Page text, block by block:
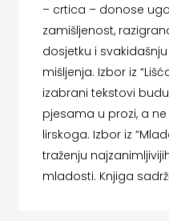
COM
Hrvatska
sveučilišna
naklada
JELENA
ROZIĆ
MOZAIK KNJIGA
NAKLADA BENEDIKTA
NAKLADA MATE
NAKLADA NEPTUN
NAKLADA OCEANMORE
– crtica – donose
zamišljenost,
dosjetku i
mišljenja. Izbor iz
izabrani tekstovi
pjesama u prozi, a
lirskoga. Izbor iz
traženju
mladosti. Knjiga